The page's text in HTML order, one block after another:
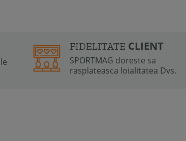
FIDELITATE CLIENT
SPORTMAG doreste sa
rasplateasca loialitatea Dvs.